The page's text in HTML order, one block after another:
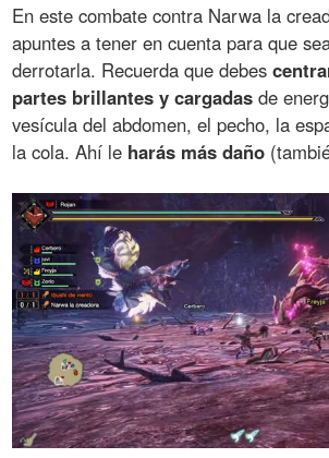
En este combate contra Narwa la
apuntes a tener en cuenta para que
derrotarla. Recuerda que debes
partes brillantes y cargadas de
vesícula del abdomen, el pecho, la
la cola. Ahí le harás más daño